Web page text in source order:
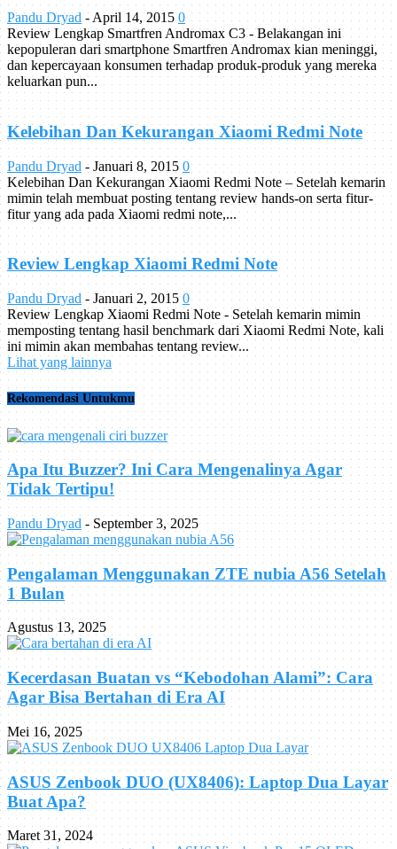
Pandu Dryad - April 14, 2015 0
Review Lengkap Smartfren Andromax C3 - Belakangan ini
kepopuleran dari smartphone Smartfren Andromax kian meninggi,
dan kepercayaan konsumen terhadap produk-produk yang mereka
keluarkan pun...
Kelebihan Dan Kekurangan Xiaomi Redmi Note
Pandu Dryad - Januari 8, 2015 0
Kelebihan Dan Kekurangan Xiaomi Redmi Note – Setelah kemarin
mimin telah membuat posting tentang review hands-on serta fitur-
fitur yang ada pada Xiaomi redmi note,...
Review Lengkap Xiaomi Redmi Note
Pandu Dryad - Januari 2, 2015 0
Review Lengkap Xiaomi Redmi Note - Setelah kemarin mimin
memposting tentang hasil benchmark dari Xiaomi Redmi Note, kali
ini mimin akan membahas tentang review...
Lihat yang lainnya
Rekomendasi Untukmu
Apa Itu Buzzer? Ini Cara Mengenalinya Agar
Tidak Tertipu!
Pandu Dryad - September 3, 2025
Pengalaman Menggunakan ZTE nubia A56 Setelah
1 Bulan
Agustus 13, 2025
Kecerdasan Buatan vs “Kebodohan Alami”: Cara
Agar Bisa Bertahan di Era AI
Mei 16, 2025
ASUS Zenbook DUO (UX8406): Laptop Dua Layar
Buat Apa?
Maret 31, 2024